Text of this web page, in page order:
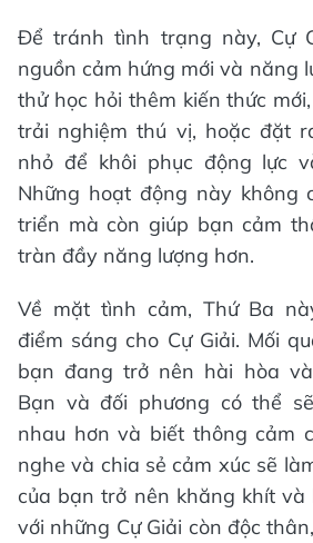
Để tránh tình trạng này, Cự
nguồn cảm hứng mới và năng
thử học hỏi thêm kiến thức
trải nghiệm thú vị, hoặc đặt
nhỏ để khôi phục động lực
Những hoạt động này không
triển mà còn giúp bạn cảm
tràn đầy năng lượng hơn.
Về mặt tình cảm, Thứ Ba
điểm sáng cho Cự Giải. Mối
bạn đang trở nên hài hòa
Bạn và đối phương có thể
nhau hơn và biết thông cảm
nghe và chia sẻ cảm xúc sẽ
của bạn trở nên khăng khít
với những Cự Giải còn độc